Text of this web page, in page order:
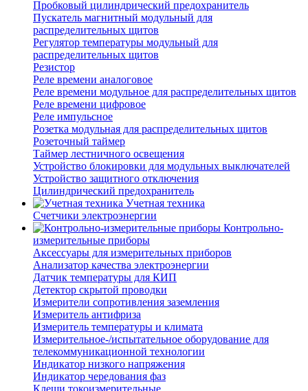
Пробковый цилиндрический предохранитель
Пускатель магнитный модульный для
распределительных щитов
Регулятор температуры модульный для
распределительных щитов
Резистор
Реле времени аналоговое
Реле времени модульное для распределительных щитов
Реле времени цифровое
Реле импульсное
Розетка модульная для распределительных щитов
Розеточный таймер
Таймер лестничного освещения
Устройство блокировки для модульных выключателей
Устройство защитного отключения
Цилиндрический предохранитель
Учетная техника
Счетчики электроэнергии
Контрольно-
измерительные приборы
Аксессуары для измерительных приборов
Анализатор качества электроэнергии
Датчик температуры для КИП
Детектор скрытой проводки
Измерители сопротивления заземления
Измеритель антифриза
Измеритель температуры и климата
Измерительное-/испытательное оборудование для
телекоммуникационной технологии
Индикатор низкого напряжения
Индикатор чередования фаз
Клещи токоизмерительные